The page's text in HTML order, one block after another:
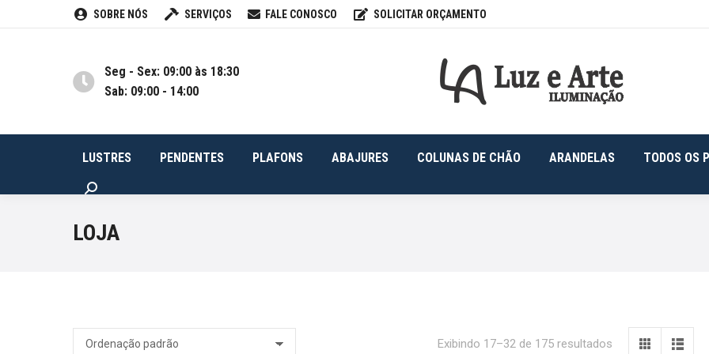
SOBRE NÓS SERVIÇOS FALE CONOSCO SOLICITAR ORÇAMENTO
Seg - Sex: 09:00 às 18:30
Sab: 09:00 - 14:00
LUSTRES PENDENTES PLAFONS ABAJURES COLUNAS DE CHÃO ARANDELAS TODOS OS
Buscar
LOJA
Exibindo 17–32 de 175 resultados
LUSTRES PENDENTES PLAFONS ABAJURES